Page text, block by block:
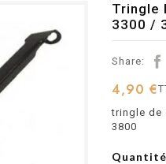
Tringle
3300 /
Share:
4,90 €
tringle de
3800
Quantité